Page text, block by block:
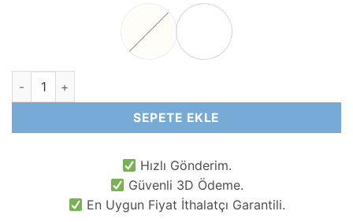
Küre Şekilsiz İnci Akrilik adet
SEPETE EKLE
Hızlı Gönderim.
Güvenli 3D Ödeme.
En Uygun Fiyat İthalatçı Garantili.